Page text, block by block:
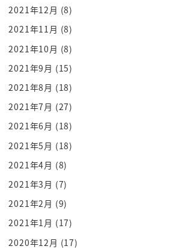
「曹操…」
「呂布 你太笨了才會被部下背叛」
「感覺如何？」
「曹操 不然我當你的部下吧
我能成為你最強的武力 如何？」
劉備出面說「這不好吧」
「你可是兩次謀殺你的主君了」
曹操說「說得也是」
就下令把呂布斬首了
呂布死了
這也告訴大家
沒有仁義之心會有這樣的下場
就算是最強的人
沒有仁義還是不行的
這就是故事強調的主軸
2021年12月 (8)
2021年11月 (8)
2021年10月 (8)
2021年9月 (15)
2021年8月 (18)
2021年7月 (27)
2021年6月 (18)
2021年5月 (18)
2021年4月 (8)
2021年3月 (7)
2021年2月 (9)
2021年1月 (17)
2020年12月 (17)